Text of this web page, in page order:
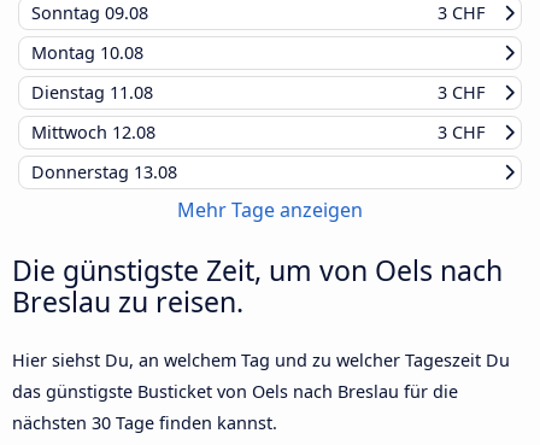
Sonntag 09.08
3 CHF
Montag 10.08
Dienstag 11.08
3 CHF
Mittwoch 12.08
3 CHF
Donnerstag 13.08
Mehr Tage anzeigen
Die günstigste Zeit, um von Oels nach
Breslau zu reisen.
Hier siehst Du, an welchem Tag und zu welcher Tageszeit Du
das günstigste Busticket von Oels nach Breslau für die
nächsten 30 Tage finden kannst.